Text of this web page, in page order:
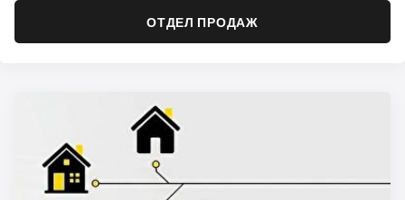
ОТДЕЛ ПРОДАЖ